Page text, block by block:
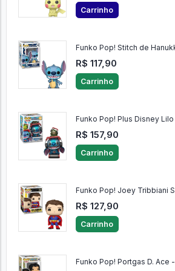
Carrinho
Funko Pop! Stitch de
R$ 117,90
Carrinho
Funko Pop! Plus Disney Lilo
R$ 157,90
Carrinho
Funko Pop! Joey Tribbiani
R$ 127,90
Carrinho
Funko Pop! Portgas D. Ace